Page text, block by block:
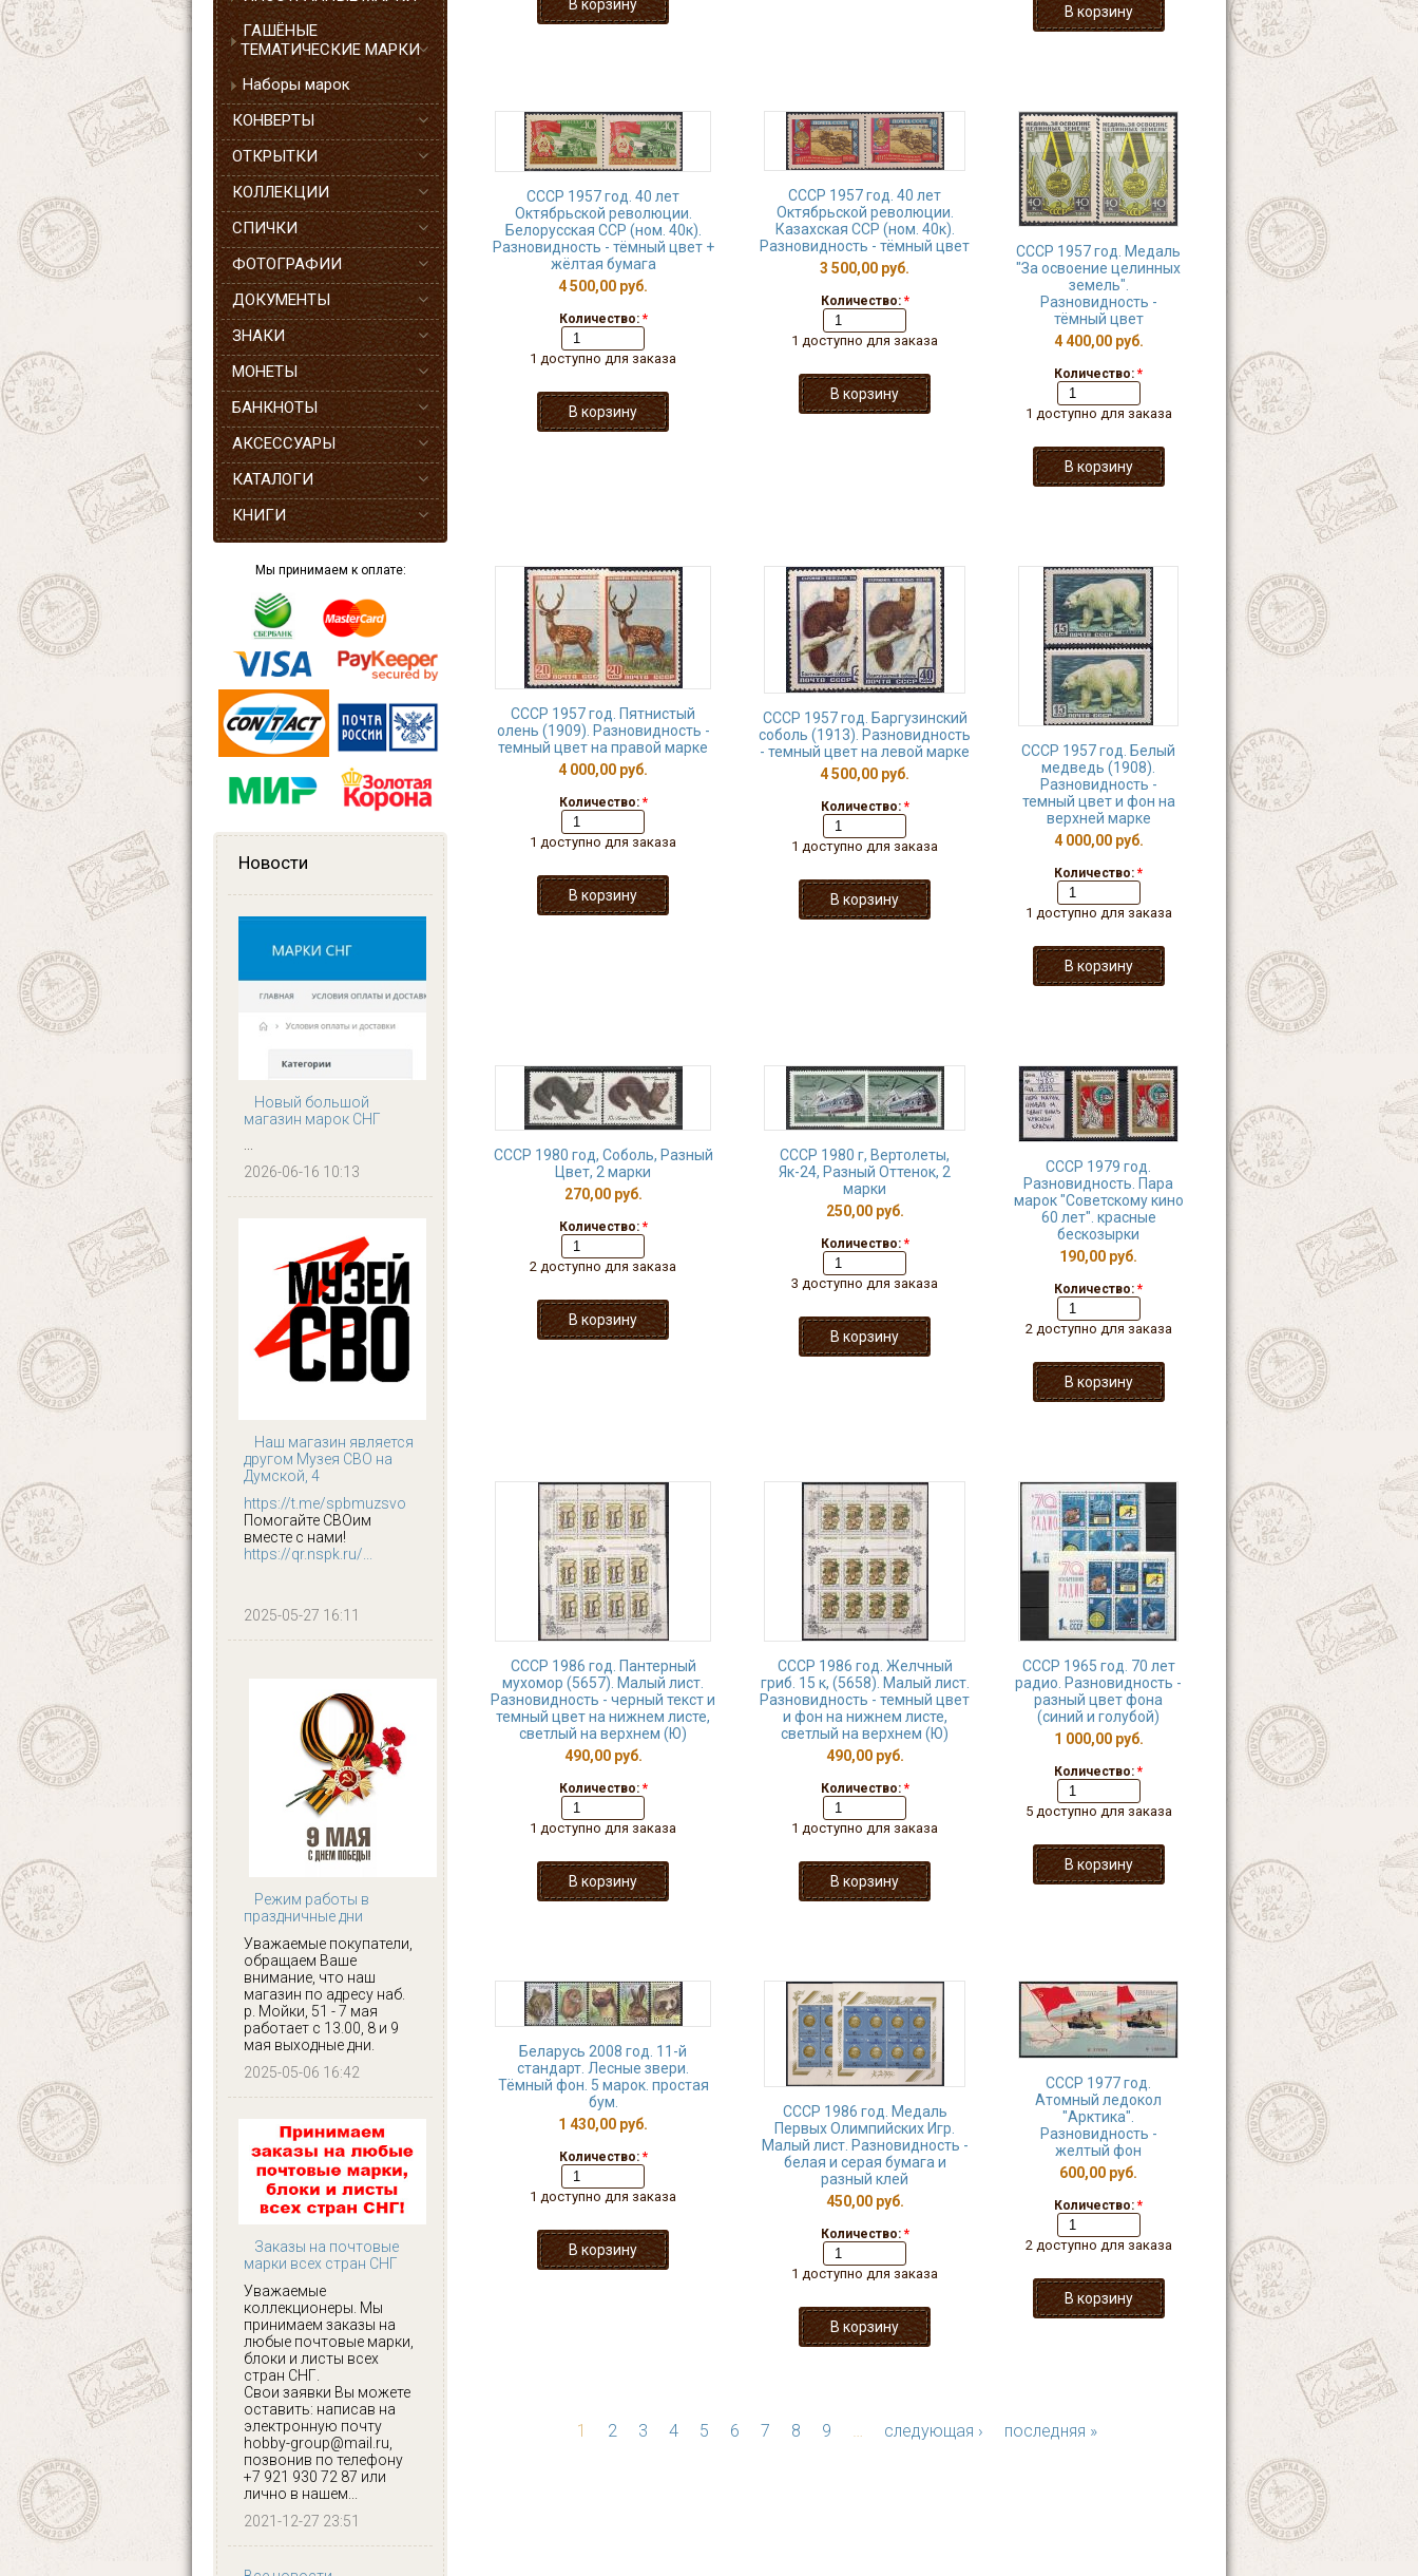
ГАШЁНЫЕ
ТЕМАТИЧЕСКИЕ МАРКИ
Наборы марок
КОНВЕРТЫ
ОТКРЫТКИ
КОЛЛЕКЦИИ
СПИЧКИ
ФОТОГРАФИИ
ДОКУМЕНТЫ
ЗНАКИ
МОНЕТЫ
БАНКНОТЫ
АКСЕССУАРЫ
КАТАЛОГИ
КНИГИ
Мы принимаем к оплате:
Новости
Новый большой
магазин марок СНГ
...
2026-06-16 10:13
Наш магазин является
другом Музея СВО на
Думской, 4
https://t.me/spbmuzsvo
Помогайте СВОим
вместе с нами!
https://qr.nspk.ru/...
2025-05-27 16:11
Режим работы в
праздничные дни
Уважаемые покупатели,
обращаем Ваше
внимание, что наш
магазин по адресу наб.
р. Мойки, 51 - 7 мая
работает с 13.00, 8 и 9
мая выходные дни.
2025-05-06 16:42
Заказы на почтовые
марки всех стран СНГ
Уважаемые
коллекционеры. Мы
принимаем заказы на
любые почтовые марки,
блоки и листы всех
стран СНГ.
Свои заявки Вы можете
оставить: написав на
электронную почту
hobby-group@mail.ru,
позвонив по телефону
+7 921 930 72 87 или
лично в нашем...
2021-12-27 23:51
СССР 1957 год. 40 лет
Октябрьской революции.
Белорусская ССР (ном. 40к).
Разновидность - тёмный цвет +
жёлтая бумага
4 500,00 руб.
Количество: *
1 доступно для заказа
СССР 1957 год. 40 лет
Октябрьской революции.
Казахская ССР (ном. 40к).
Разновидность - тёмный цвет
3 500,00 руб.
Количество: *
1 доступно для заказа
СССР 1957 год. Медаль
"За освоение целинных
земель".
Разновидность -
тёмный цвет
4 400,00 руб.
Количество: *
1 доступно для заказа
СССР 1957 год. Пятнистый
олень (1909). Разновидность -
темный цвет на правой марке
4 000,00 руб.
Количество: *
1 доступно для заказа
СССР 1957 год. Баргузинский
соболь (1913). Разновидность
- темный цвет на левой марке
4 500,00 руб.
Количество: *
1 доступно для заказа
СССР 1957 год. Белый
медведь (1908).
Разновидность -
темный цвет и фон на
верхней марке
4 000,00 руб.
Количество: *
1 доступно для заказа
СССР 1980 год, Соболь, Разный
Цвет, 2 марки
270,00 руб.
Количество: *
2 доступно для заказа
СССР 1980 г, Вертолеты,
Як-24, Разный Оттенок, 2
марки
250,00 руб.
Количество: *
3 доступно для заказа
СССР 1979 год.
Разновидность. Пара
марок "Советскому кино
60 лет". красные
бескозырки
190,00 руб.
Количество: *
2 доступно для заказа
СССР 1986 год. Пантерный
мухомор (5657). Малый лист.
Разновидность - черный текст и
темный цвет на нижнем листе,
светлый на верхнем (Ю)
490,00 руб.
Количество: *
1 доступно для заказа
СССР 1986 год. Желчный
гриб. 15 к, (5658). Малый лист.
Разновидность - темный цвет
и фон на нижнем листе,
светлый на верхнем (Ю)
490,00 руб.
Количество: *
1 доступно для заказа
СССР 1965 год. 70 лет
радио. Разновидность -
разный цвет фона
(синий и голубой)
1 000,00 руб.
Количество: *
5 доступно для заказа
Беларусь 2008 год. 11-й
стандарт. Лесные звери.
Тёмный фон. 5 марок. простая
бум.
1 430,00 руб.
Количество: *
1 доступно для заказа
СССР 1986 год. Медаль
Первых Олимпийских Игр.
Малый лист. Разновидность -
белая и серая бумага и
разный клей
450,00 руб.
Количество: *
1 доступно для заказа
СССР 1977 год.
Атомный ледокол
"Арктика".
Разновидность -
желтый фон
600,00 руб.
Количество: *
2 доступно для заказа
1 2 3 4 5 6 7 8 9 … следующая › последняя »